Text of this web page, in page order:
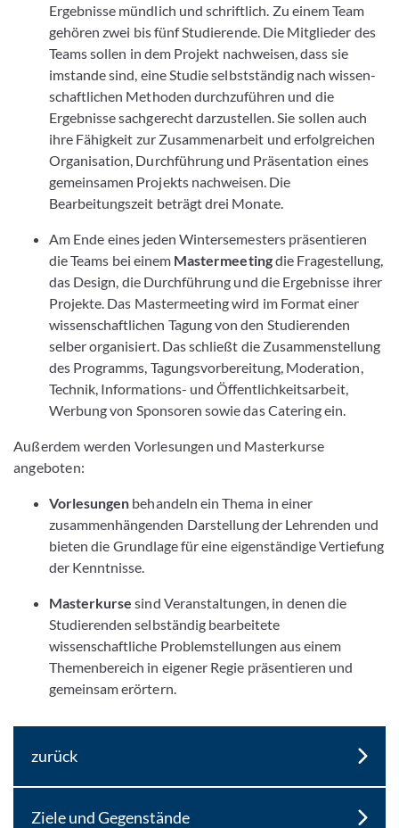
Ergebnisse mündlich und schriftlich. Zu einem Team
gehören zwei bis fünf Studierende. Die Mitglieder des
Teams sollen in dem Projekt nachweisen, dass sie
imstande sind, eine Studie selbstständig nach wissen­
schaftlichen Methoden durchzuführen und die
Ergebnisse sachgerecht darzu­stellen. Sie sollen auch
ihre Fähigkeit zur Zusammenarbeit und erfolgreichen
Organisation, Durch­führung und Prä­sentation eines
gemeinsamen Projekts nachweisen. Die
Bearbeitungszeit beträgt drei Monate.
Am Ende eines jeden Wintersemesters präsentieren
die Teams bei einem Mastermeetingdie Fragestellung,
das Design, die Durchführung und die Ergebnisse ihrer
Projekte. Das Mastermeeting wird im Format einer
wissenschaftlichen Tagung von den Studierenden
selber organisiert. Das schließt die Zusammenstellung
des Programms, Tagungsvorbereitung, Moderation,
Technik, Informations- und Öffentlichkeitsarbeit,
Werbung von Sponsoren sowie das Catering ein.
Außerdem werden Vorlesungen und Masterkurse
angeboten:
Vorlesungen behandeln ein Thema in einer
zusammenhängenden Darstellung der Lehrenden und
bieten die Grundlage für eine eigenständige Vertiefung
der Kenntnisse.
Masterkurse sind Veranstaltungen, in denen die
Studierenden selbständig bear­beitete
wissenschaftliche Problemstellungen aus einem
Themenbereich in eigener Regie präsentieren und
gemeinsam erörtern.
zurück
Ziele und Gegenstände